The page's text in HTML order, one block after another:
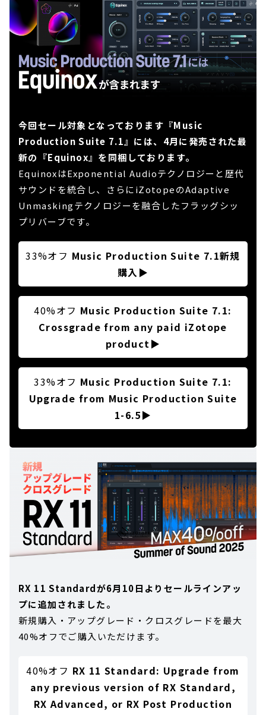
今回セール対象となっております『Music
Production Suite 7.1』には、4月に発売された最
新の『Equinox』を同梱しております。
EquinoxはExponential Audioテクノロジーと歴代
サウンドを統合し、さらにiZotopeのAdaptive
Unmaskingテクノロジーを融合したフラッグシッ
プリバーブです。
33%オフ Music Production Suite 7.1新規
購入▶
40%オフ Music Production Suite 7.1:
Crossgrade from any paid iZotope
product▶
33%オフ Music Production Suite 7.1:
Upgrade from Music Production Suite
1-6.5▶
RX 11 Standardが6月10日よりセールラインアッ
プに追加されました。
新規購入・アップグレード・クロスグレードを最大
40%オフでご購入いただけます。
40%オフ RX 11 Standard: Upgrade from
any previous version of RX Standard,
RX Advanced, or RX Post Production